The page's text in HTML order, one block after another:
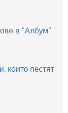
в "Албум"
които пестят